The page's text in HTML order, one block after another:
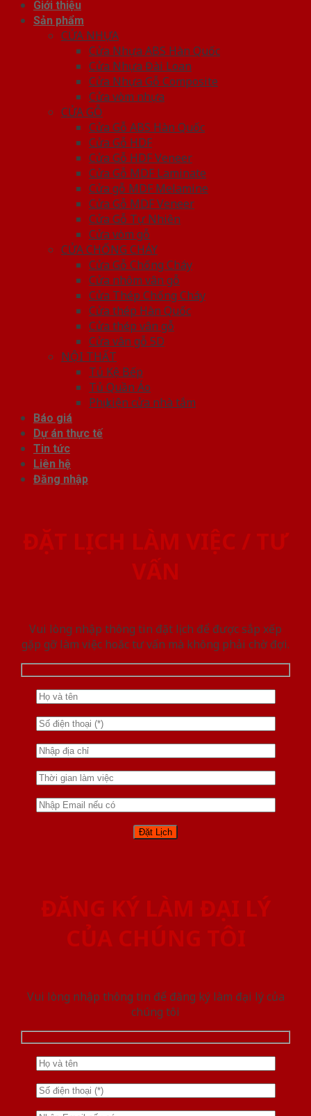
Giới thiệu
Sản phẩm
CỬA NHỰA
Cửa Nhựa ABS Hàn Quốc
Cửa Nhựa Đài Loan
Cửa Nhựa Gỗ Composite
Cửa vòm nhựa
CỬA GỖ
Cửa Gỗ ABS Hàn Quốc
Cửa Gỗ HDF
Cửa Gỗ HDF Veneer
Cửa Gỗ MDF Laminate
Cửa gỗ MDF Melamine
Cửa Gỗ MDF Veneer
Cửa Gỗ Tự Nhiên
Cửa vòm gỗ
CỬA CHỐNG CHÁY
Cửa Gỗ Chống Cháy
Cửa nhôm vân gỗ
Cửa Thép Chống Cháy
Cửa thép Hàn Quốc
Cửa thép vân gỗ
Cửa vân gỗ 5D
NỘI THẤT
Tủ Kệ Bếp
Tủ Quần Áo
Phụ kiện cửa nhà tắm
Báo giá
Dự án thực tế
Tin tức
Liên hệ
Đăng nhập
ĐẶT LỊCH LÀM VIỆC / TƯ
VẤN
Vui lòng nhập thông tin đặt lịch để được sắp xếp
gặp gỡ làm việc hoăc tư vấn mà không phải chờ đợi.
ĐĂNG KÝ LÀM ĐẠI LÝ
CỦA CHÚNG TÔI
Vui lòng nhập thông tin để đăng ký làm đại lý của
chúng tôi